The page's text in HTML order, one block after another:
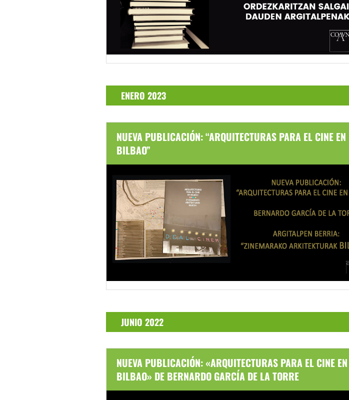
ENERO 2023
NUEVA PUBLICACIÓN: “ARQUITECTURAS PARA EL CINE EN
BILBAO”
JUNIO 2022
NUEVA PUBLICACIÓN: «ARQUITECTURAS PARA EL CINE EN
BILBAO» DE BERNARDO GARCÍA DE LA TORRE